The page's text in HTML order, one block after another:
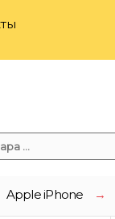
Apple iPhone →